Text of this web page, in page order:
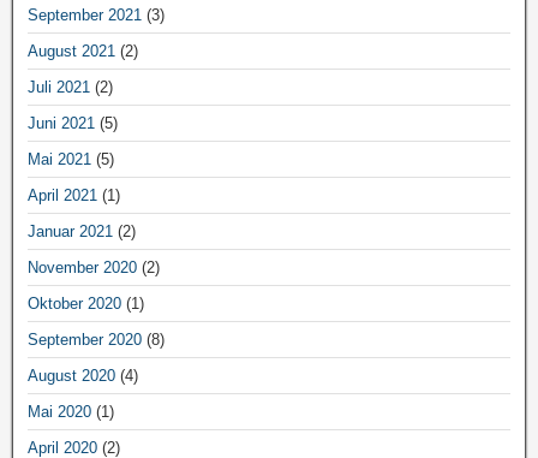
September 2021 (3)
August 2021 (2)
Juli 2021 (2)
Juni 2021 (5)
Mai 2021 (5)
April 2021 (1)
Januar 2021 (2)
November 2020 (2)
Oktober 2020 (1)
September 2020 (8)
August 2020 (4)
Mai 2020 (1)
April 2020 (2)